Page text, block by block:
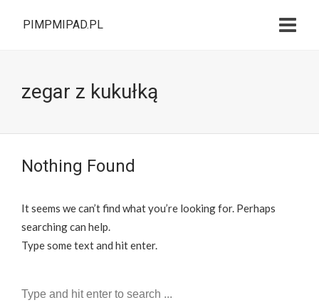
PIMPMIPAD.PL
zegar z kukułką
Nothing Found
It seems we can’t find what you’re looking for. Perhaps
searching can help.
Type some text and hit enter.